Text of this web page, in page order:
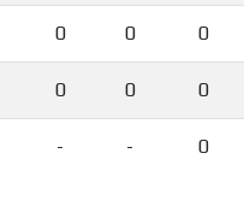
0 0 0
0 0 0
- - 0